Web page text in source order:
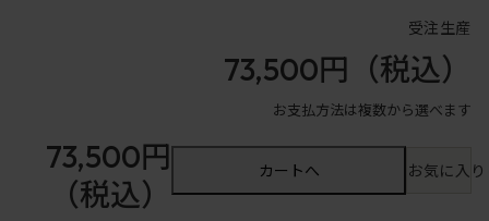
受注生産
73,500円 （税込）
お支払方法は複数から選べます
73,500円
（税込）
カートへ お気に入